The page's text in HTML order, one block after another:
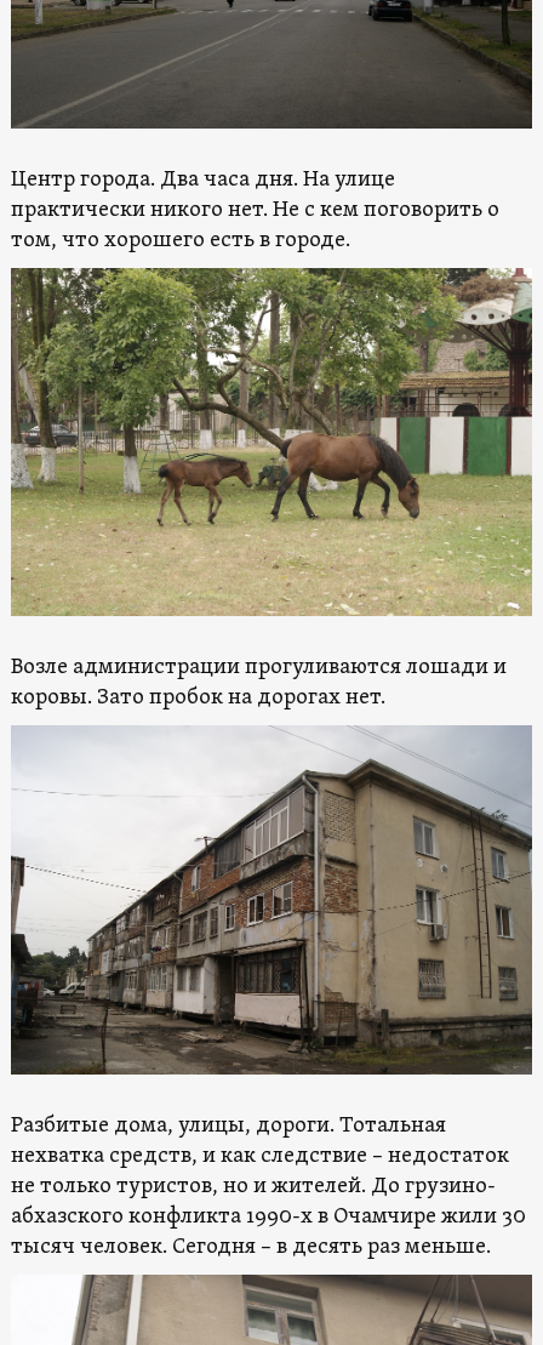
Центр города. Два часа дня. На улице
практически никого нет. Не с кем поговорить о
том, что хорошего есть в городе.
Возле администрации прогуливаются лошади и
коровы. Зато пробок на дорогах нет.
Разбитые дома, улицы, дороги. Тотальная
нехватка средств, и как следствие – недостаток
не только туристов, но и жителей. До грузино-
абхазского конфликта 1990-х в Очамчире жили 30
тысяч человек. Сегодня – в десять раз меньше.